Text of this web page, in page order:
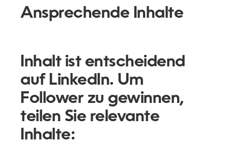
Ansprechende Inhalte
Inhalt ist entscheidend
auf LinkedIn. Um
Follower zu gewinnen,
teilen Sie relevante
Inhalte: